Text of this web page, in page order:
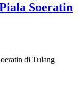
Soeratin
di Tulang